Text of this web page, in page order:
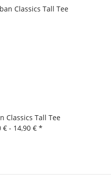
Classics Tall Tee
€ - 14,90 € *